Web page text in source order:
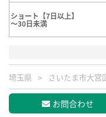
ショート【7日以上】
～30日未満
埼玉県 さいたま市大宮
お問合わせ